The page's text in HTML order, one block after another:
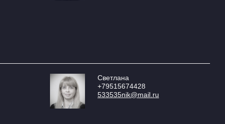
Светлана
+79515674428
533535nik@mail.ru